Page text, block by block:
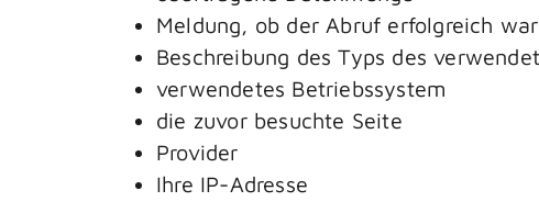
Meldung, ob der Abruf erfolgreich war
Beschreibung des Typs des
verwendetes Betriebssystem
die zuvor besuchte Seite
Provider
Ihre IP-Adresse